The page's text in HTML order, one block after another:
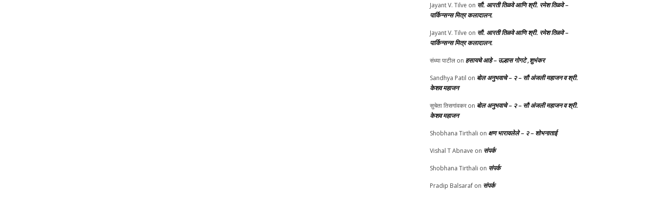
Jayant V. Tilve on सौ. आरती तिळवे आणि श्री. रमेश तिळवे –
पार्किन्सन्स मित्र कलादालन.
Jayant V. Tilve on सौ. आरती तिळवे आणि श्री. रमेश तिळवे –
पार्किन्सन्स मित्र कलादालन.
संध्या पाटील on हसायचे आहे – उल्हास गोगटे ,शुभंकर
Sandhya Patil on बोल अनुभवाचे – २ – सौ अंजली महाजन व श्री.
केशव महाजन
सुचेता तिसगांवकरon बोल अनुभवाचे – २ – सौ अंजली महाजन व श्री.
केशव महाजन
Shobhana Tirthali on क्षण भारावलेले – २ – शोभनाताई
Vishal T Abnave on संपर्क
Shobhana Tirthali on संपर्क
Pradip Balsaraf on संपर्क